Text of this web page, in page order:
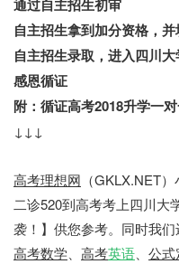
通过自主招生初审
自主招生拿到加分资格，
自主招生录取，进入四川
感恩循证
附：循证高考2018升学一
↓↓↓
高考理想网 （GKLX.NET
二诊520到高考考上四川大
袭！】供您参考。同时我
高考数学、 高考英语、 公式